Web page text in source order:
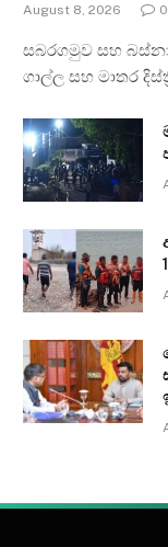
August 8, 2026 0
සබරගමුව සහ
ගාල්ල සහ මාතර